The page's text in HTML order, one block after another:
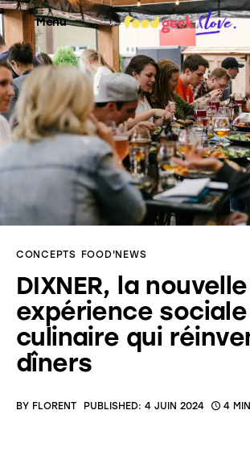
Menu
Food’News
Food’Com
Food’Art
Food’Life
CONCEPTS FOOD'NEWS
DIXNER, la nouvelle
expérience
culinaire qui
dîners
BY FLORENT PUBLISHED: 4 JUIN 2024 4 MIN